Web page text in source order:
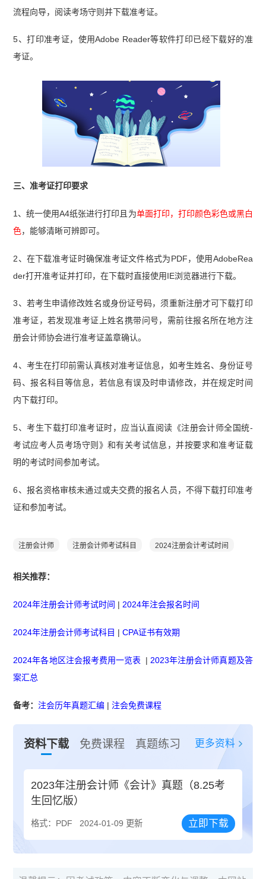
流程向导，阅读考场守则并下载准考证。
5、打印准考证，使用Adobe Reader等软件打印已经下载好的准
考证。
三、准考证打印要求
1、统一使用A4纸张进行打印且为单面打印，打印颜色彩色或黑白
色，能够清晰可辨即可。
2、在下载准考证时确保准考证文件格式为PDF，使用AdobeRea
der打开准考证并打印，在下载时直接使用IE浏览器进行下载。
3、若考生申请修改姓名或身份证号码，须重新注册才可下载打印
准考证，若发现准考证上姓名携带问号，需前往报名所在地方注
册会计师协会进行准考证盖章确认。
4、考生在打印前需认真核对准考证信息，如考生姓名、身份证号
码、报名科目等信息，若信息有误及时申请修改，并在规定时间
内下载打印。
5、考生下载打印准考证时，应当认直阅读《注册会计师全国统-
考试应考人员考场守则》和有关考试信息，并按要求和准考证载
明的考试时间参加考试。
6、报名资格审核未通过或夫交费的报名人员，不得下载打印准考
证和参加考试。
注册会计师 注册会计师考试科目 2024注册会计考试时间
相关推荐：
2024年注册会计师考试时间 | 2024年注会报名时间
2024年注册会计师考试科目 |CPA证书有效期
2024年各地区注会报考费用一览表 | 2023年注册会计师真题及答
案汇总
备考： 注会历年真题汇编 | 注会免费课程
资料下载 免费课程 真题练习 更多资料
2023年注册会计师《会计》真题（8.25考
生回忆版）
格式：PDF 2024-01-09 更新 立即下载